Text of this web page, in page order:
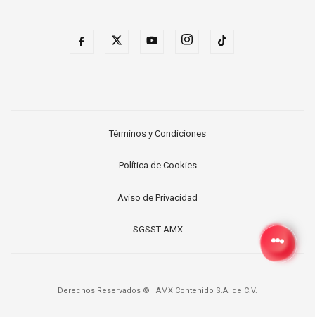
Términos y Condiciones
Política de Cookies
Aviso de Privacidad
SGSST AMX
Derechos Reservados © | AMX Contenido S.A. de C.V.